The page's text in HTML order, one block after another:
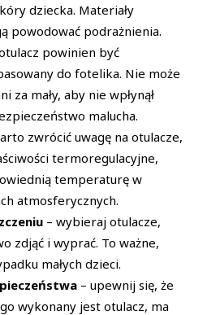
dziecka. Materiały
powodować podrażnienia.
powinien być
do fotelika. Nie może
za mały, aby nie wpłynął
malucha.
zwrócić uwagę na otulacze,
termoregulacyjne,
temperaturę w
atmosferycznych.
– wybieraj otulacze,
zdjąć i wyprać. To ważne,
małych dzieci.
– upewnij się, że
wykonany jest otulacz, ma